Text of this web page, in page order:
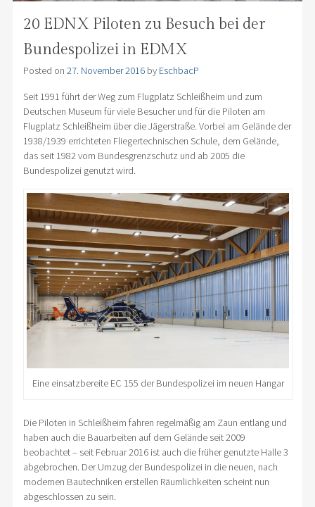
20 EDNX Piloten zu Besuch bei der
Bundespolizei in EDMX
Posted on 27. November 2016by EschbacP
Seit 1991 führt der Weg zum Flugplatz Schleißheim und zum
Deutschen Museum für viele Besucher und für die Piloten am
Flugplatz Schleißheim über die Jägerstraße. Vorbei am Gelände der
1938/1939 errichteten Fliegertechnischen Schule, dem Gelände,
das seit 1982 vom Bundesgrenzschutz und ab 2005 die
Bundespolizei genutzt wird.
Eine einsatzbereite EC 155 der Bundespolizei im neuen Hangar
Die Piloten in Schleißheim fahren regelmäßig am Zaun entlang und
haben auch die Bauarbeiten auf dem Gelände seit 2009
beobachtet – seit Februar 2016 ist auch die früher genutzte Halle 3
abgebrochen. Der Umzug der Bundespolizei in die neuen, nach
modernen Bautechniken erstellen Räumlichkeiten scheint nun
abgeschlossen zu sein.